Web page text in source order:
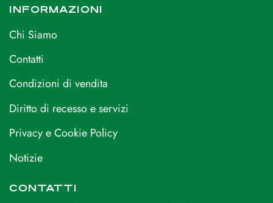
INFORMAZIONI
Chi Siamo
Contatti
Condizioni di vendita
Diritto di recesso e servizi
Privacy e Cookie Policy
Notizie
CONTATTI